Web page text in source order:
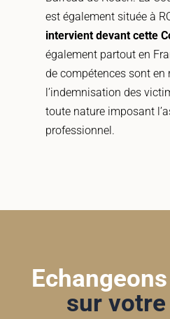
est également située à
intervient devant cette
également partout en
de compétences sont en
l’indemnisation des
toute nature imposant
professionnel.
sur